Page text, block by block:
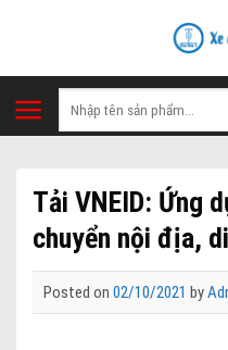
Tìm
kiếm:
Tải VNEID: Ứng
chuyển nội địa,
Posted on 02/10/2021 by